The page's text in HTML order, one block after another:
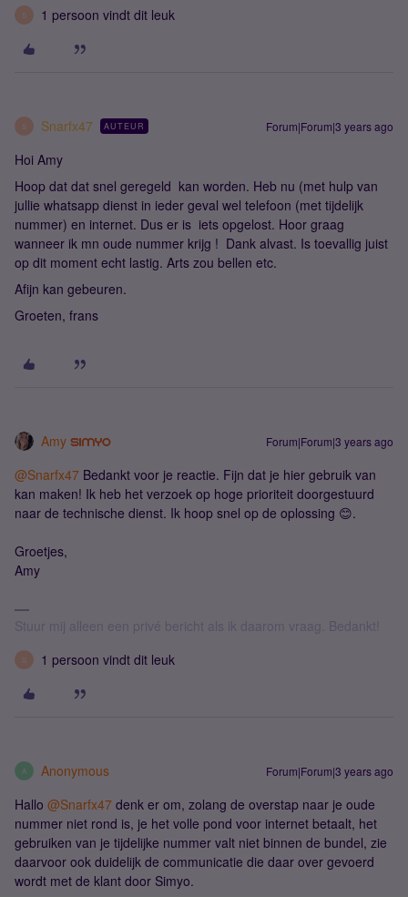
S 1 persoon vindt dit leuk
S Snarfx47 AUTEUR Forum|Forum|3 years ago
Hoi Amy
Hoop dat dat snel geregeld kan worden. Heb nu (met hulp van
jullie whatsapp dienst in ieder geval wel telefoon (met tijdelijk
nummer) en internet. Dus er is iets opgelost. Hoor graag
wanneer ik mn oude nummer krijg ! Dank alvast. Is toevallig juist
op dit moment echt lastig. Arts zou bellen etc.
Afijn kan gebeuren.
Groeten, frans
Amy Forum|Forum|3 years ago
@Snarfx47 Bedankt voor je reactie. Fijn dat je hier gebruik van
kan maken! Ik heb het verzoek op hoge prioriteit doorgestuurd
naar de technische dienst. Ik hoop snel op de oplossing 😊.
Groetjes,
Amy
Stuur mij alleen een privé bericht als ik daarom vraag. Bedankt!
S 1 persoon vindt dit leuk
A Anonymous Forum|Forum|3 years ago
Hallo @Snarfx47 denk er om, zolang de overstap naar je oude
nummer niet rond is, je het volle pond voor internet betaalt, het
gebruiken van je tijdelijke nummer valt niet binnen de bundel, zie
daarvoor ook duidelijk de communicatie die daar over gevoerd
wordt met de klant door Simyo.